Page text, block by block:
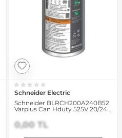
Schneider Electric
Schneider BLRCH200A240B52
Varplus Can Hduty 525V 20/24
kVAR 50/60Hz Kondansatör
0,00 TL